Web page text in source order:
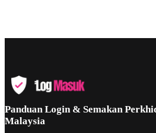
Panduan Login & Semakan
Malaysia